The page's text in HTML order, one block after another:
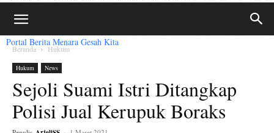
Portal Berita Menara Gesah Kita
Beranda Hukum
Hukum News
Sejoli Suami Istri Ditangkap
Polisi Jual Kerupuk Boraks